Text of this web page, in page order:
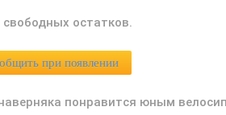
свободных остатков.
при появлении
понравится юным